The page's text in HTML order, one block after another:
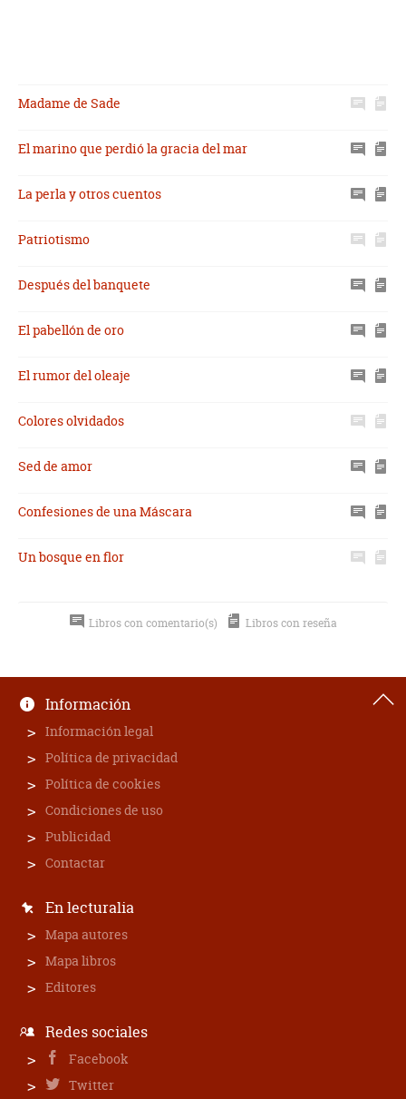
Madame de Sade
El marino que perdió la gracia del mar
La perla y otros cuentos
Patriotismo
Después del banquete
El pabellón de oro
El rumor del oleaje
Colores olvidados
Sed de amor
Confesiones de una Máscara
Un bosque en flor
Libros con comentario(s) Libros con reseña
Información
Información legal
Política de privacidad
Política de cookies
Condiciones de uso
Publicidad
Contactar
En lecturalia
Mapa autores
Mapa libros
Editores
Redes sociales
Facebook
Twitter